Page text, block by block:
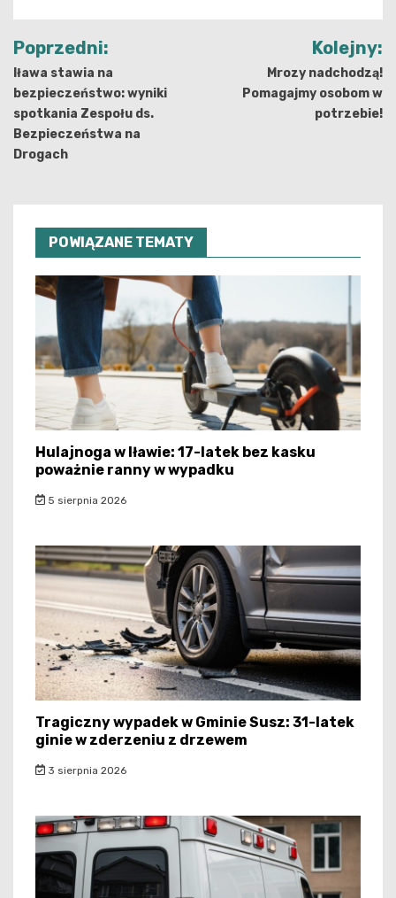
Nawigacja
wpisu
Poprzedni:
Iława stawia na
bezpieczeństwo: wyniki
spotkania Zespołu ds.
Bezpieczeństwa na
Drogach
Kolejny:
Mrozy nadchodzą!
Pomagajmy osobom w
potrzebie!
POWIĄZANE TEMATY
Hulajnoga w Iławie: 17-latek bez kasku
poważnie ranny w wypadku
5 sierpnia 2026
Tragiczny wypadek w Gminie Susz: 31-latek
ginie w zderzeniu z drzewem
3 sierpnia 2026